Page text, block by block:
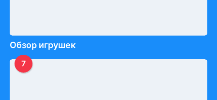
Обзор игрушек
7